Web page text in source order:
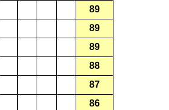
89
89
89
88
87
86